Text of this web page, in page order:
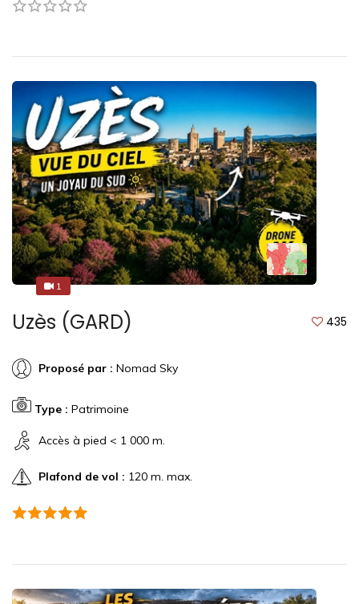
11
Uzès (GARD) 435
Proposé par : Nomad Sky
Type : Patrimoine
Accès à pied < 1 000 m.
Plafond de vol : 120 m. max.